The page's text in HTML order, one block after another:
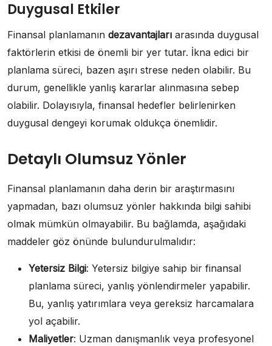
Duygusal Etkiler
Finansal planlamanın dezavantajları arasında duygusal
faktörlerin etkisi de önemli bir yer tutar. İkna edici bir
planlama süreci, bazen aşırı strese neden olabilir. Bu
durum, genellikle yanlış kararlar alınmasına sebep
olabilir. Dolayısıyla, finansal hedefler belirlenirken
duygusal dengeyi korumak oldukça önemlidir.
Detaylı Olumsuz Yönler
Finansal planlamanın daha derin bir araştırmasını
yapmadan, bazı olumsuz yönler hakkında bilgi sahibi
olmak mümkün olmayabilir. Bu bağlamda, aşağıdaki
maddeler göz önünde bulundurulmalıdır:
Yetersiz Bilgi: Yetersiz bilgiye sahip bir finansal
planlama süreci, yanlış yönlendirmeler yapabilir.
Bu, yanlış yatırımlara veya gereksiz harcamalara
yol açabilir.
Maliyetler: Uzman danışmanlık veya profesyonel